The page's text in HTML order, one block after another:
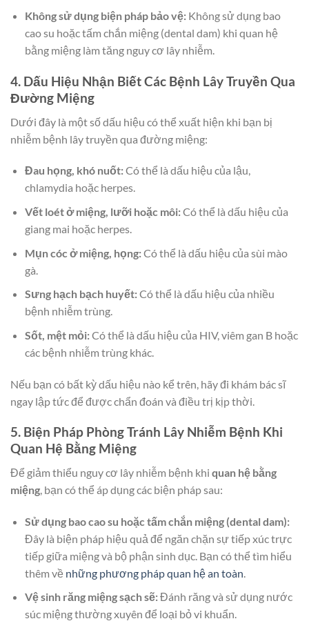
Không sử dụng biện pháp bảo vệ:Không sử dụng bao
cao su hoặc tấm chắn miệng (dental dam) khi quan hệ
bằng miệng làm tăng nguy cơ lây nhiễm.
4. Dấu Hiệu Nhận Biết Các Bệnh Lây Truyền Qua
Đường Miệng
Dưới đây là một số dấu hiệu có thể xuất hiện khi bạn bị
nhiễm bệnh lây truyền qua đường miệng:
Đau họng, khó nuốt:Có thể là dấu hiệu của lậu,
chlamydia hoặc herpes.
Vết loét ở miệng, lưỡi hoặc môi:Có thể là dấu hiệu của
giang mai hoặc herpes.
Mụn cóc ở miệng, họng:Có thể là dấu hiệu của sùi mào
gà.
Sưng hạch bạch huyết:Có thể là dấu hiệu của nhiều
bệnh nhiễm trùng.
Sốt, mệt mỏi:Có thể là dấu hiệu của HIV, viêm gan B hoặc
các bệnh nhiễm trùng khác.
Nếu bạn có bất kỳ dấu hiệu nào kể trên, hãy đi khám bác sĩ
ngay lập tức để được chẩn đoán và điều trị kịp thời.
5. Biện Pháp Phòng Tránh Lây Nhiễm Bệnh Khi
Quan Hệ Bằng Miệng
Để giảm thiểu nguy cơ lây nhiễm bệnh khi quan hệ bằng
miệng, bạn có thể áp dụng các biện pháp sau:
Sử dụng bao cao su hoặc tấm chắn miệng (dental dam):
Đây là biện pháp hiệu quả để ngăn chặn sự tiếp xúc trực
tiếp giữa miệng và bộ phận sinh dục. Bạn có thể tìm hiểu
thêm về những phương pháp quan hệ an toàn.
Vệ sinh răng miệng sạch sẽ:Đánh răng và sử dụng nước
súc miệng thường xuyên để loại bỏ vi khuẩn.